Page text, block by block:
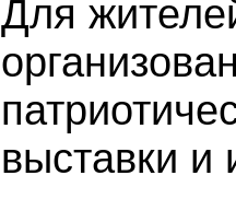
Для
выставки и